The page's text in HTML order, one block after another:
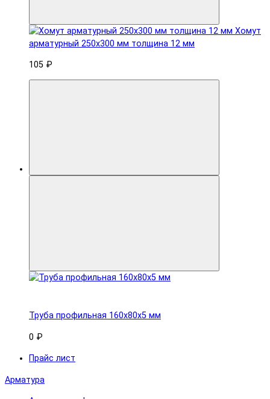
Хомут
арматурный 250x300 мм толщина 12 мм
105 ₽
Труба профильная 160x80х5 мм
0 ₽
Прайс лист
Арматура